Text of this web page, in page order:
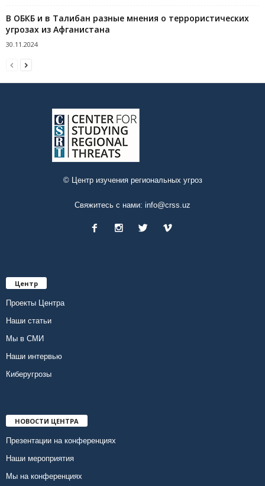
В ОБКБ и в Талибан разные мнения о террористических
угрозах из Афганистана
30.11.2024
© Центр изучения региональных угроз
Свяжитесь с нами: info@crss.uz
Центр
Проекты Центра
Наши статьи
Мы в СМИ
Наши интервью
Киберугрозы
НОВОСТИ ЦЕНТРА
Презентации на конференциях
Наши мероприятия
Мы на конференциях